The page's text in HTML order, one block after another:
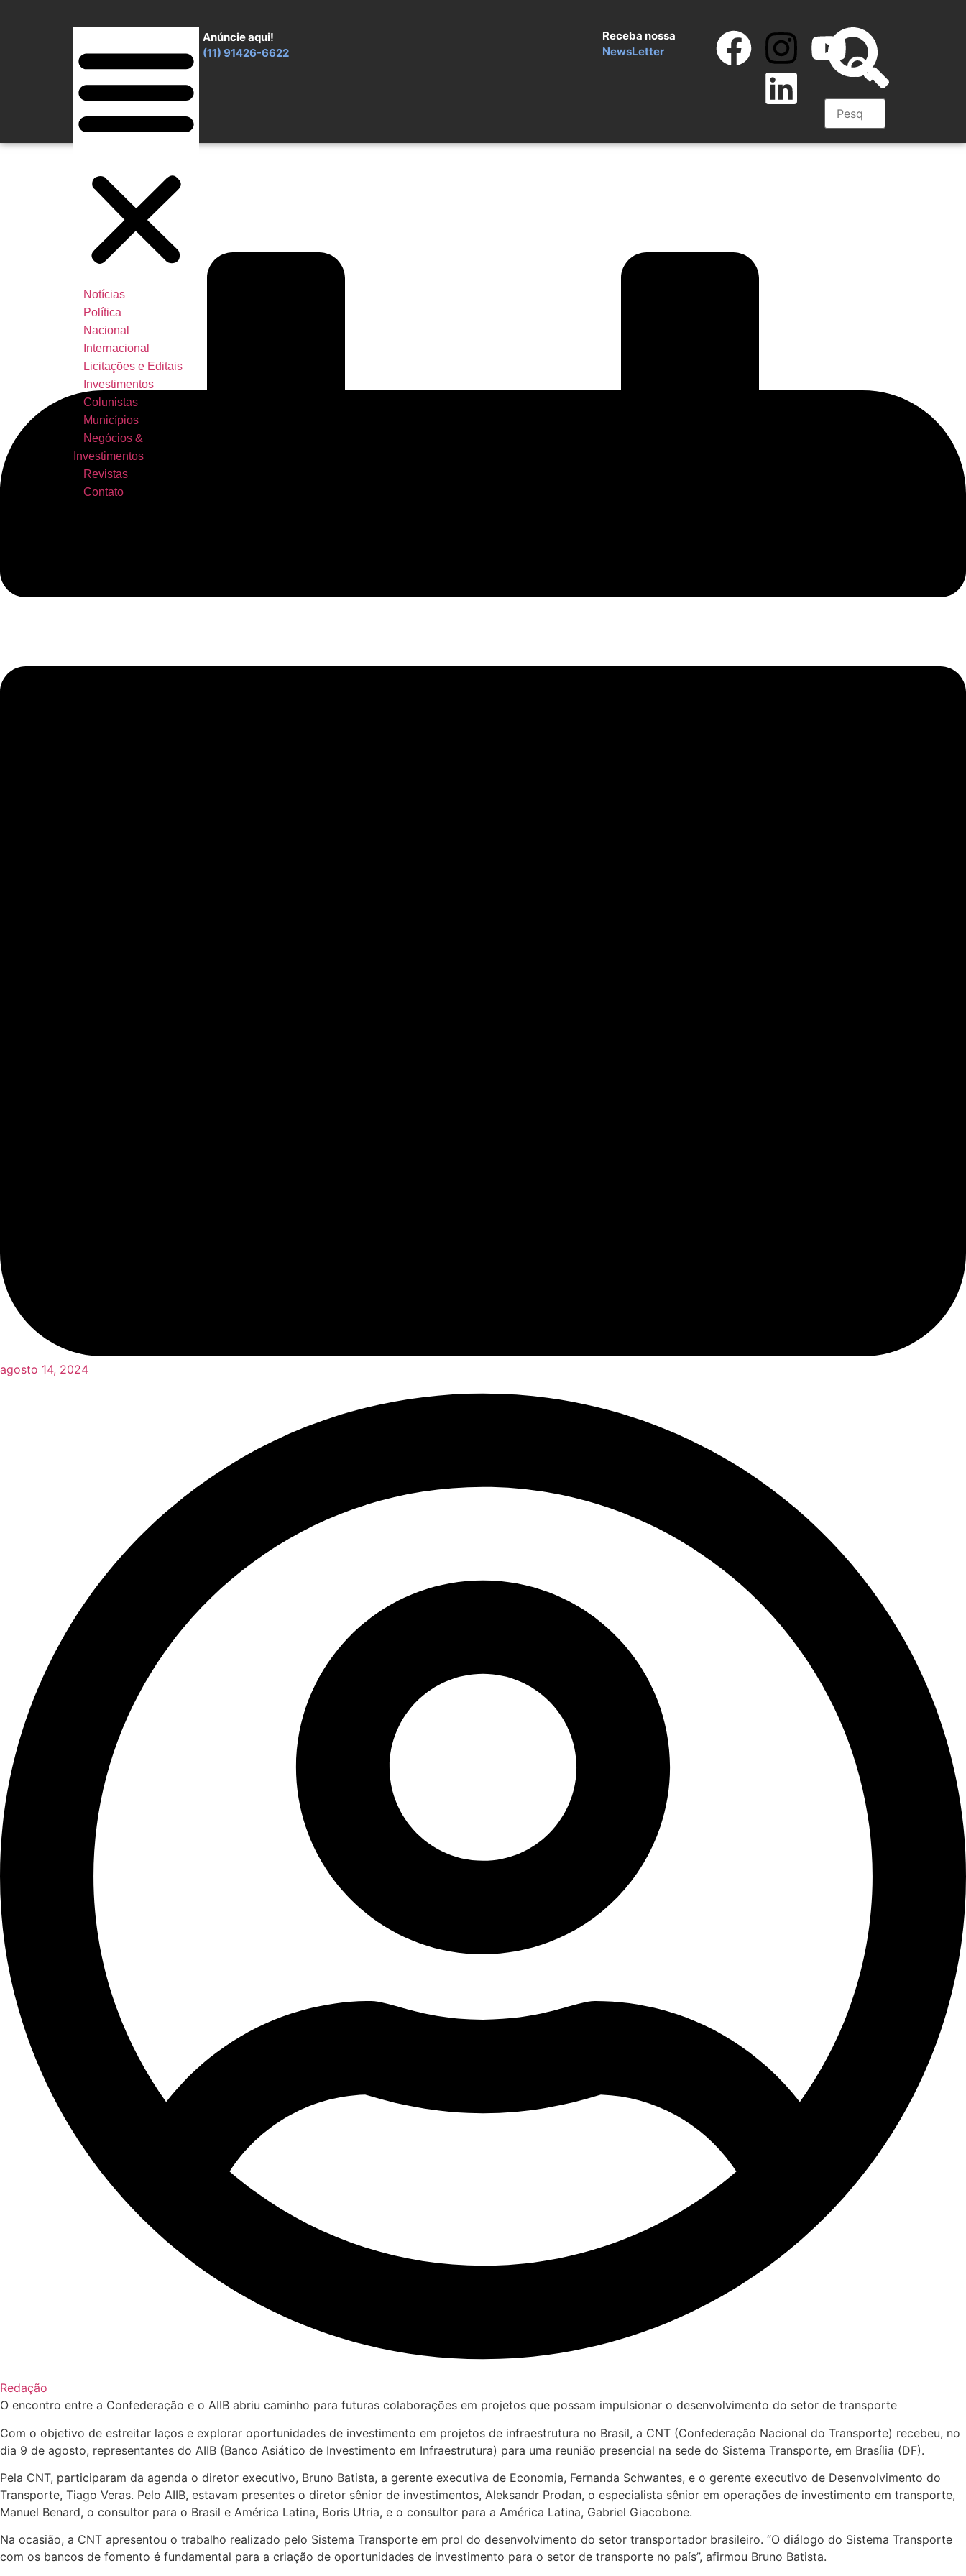
Notícias
Política
Nacional
Internacional
Licitações e Editais
Investimentos
Colunistas
Municípios
Negócios &
Investimentos
Revistas
Contato
Anúncie aqui!
(11) 91426-6622
Receba nossa
NewsLetter
agosto 14, 2024
Redação
O encontro entre a Confederação e o AIIB abriu caminho para futuras colaborações em projetos que possam impulsionar o desenvolvimento do setor de transporte
Com o objetivo de estreitar laços e explorar oportunidades de investimento em projetos de infraestrutura no Brasil, a CNT (Confederação Nacional do Transporte) recebeu, no
dia 9 de agosto, representantes do AIIB (Banco Asiático de Investimento em Infraestrutura) para uma reunião presencial na sede do Sistema Transporte, em Brasília (DF).
Pela CNT, participaram da agenda o diretor executivo, Bruno Batista, a gerente executiva de Economia, Fernanda Schwantes, e o gerente executivo de Desenvolvimento do
Transporte, Tiago Veras. Pelo AIIB, estavam presentes o diretor sênior de investimentos, Aleksandr Prodan, o especialista sênior em operações de investimento em transporte,
Manuel Benard, o consultor para o Brasil e América Latina, Boris Utria, e o consultor para a América Latina, Gabriel Giacobone.
Na ocasião, a CNT apresentou o trabalho realizado pelo Sistema Transporte em prol do desenvolvimento do setor transportador brasileiro. “O diálogo do Sistema Transporte
com os bancos de fomento é fundamental para a criação de oportunidades de investimento para o setor de transporte no país”, afirmou Bruno Batista.